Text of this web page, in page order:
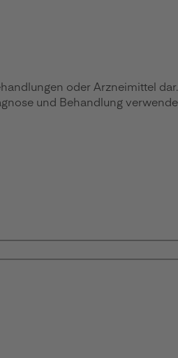
oder Arzneimittel
und Behandlung